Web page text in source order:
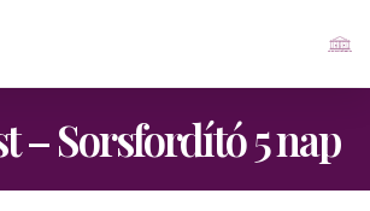
– Sorsfordító 5 nap